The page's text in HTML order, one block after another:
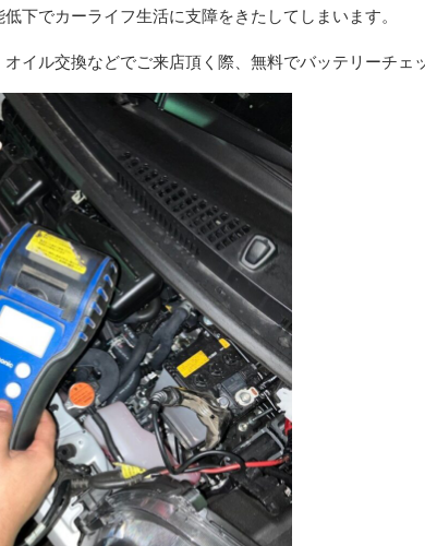
下でカーライフ生活に支障をきたしてしまいます。
イル交換などでご来店頂く際、無料でバッテリーチェ